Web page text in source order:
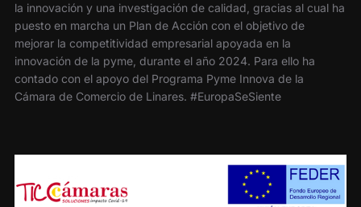
la innovación y una investigación de calidad, gracias al cual ha
puesto en marcha un Plan de Acción con el objetivo de
mejorar la competitividad empresarial apoyada en la
innovación de la pyme, durante el año 2024. Para ello ha
contado con el apoyo del Programa Pyme Innova de la
Cámara de Comercio de Linares. #EuropaSeSiente